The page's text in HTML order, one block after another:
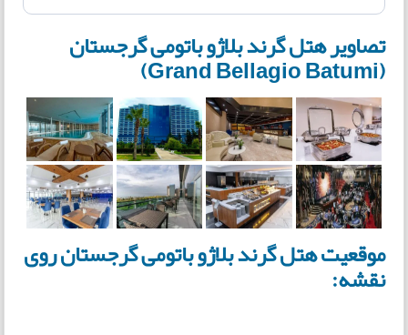
تصاویر هتل گرند بلاژو باتومی گرجستان
(Grand Bellagio Batumi)
موقعیت هتل گرند بلاژو باتومی گرجستان روی
نقشه: